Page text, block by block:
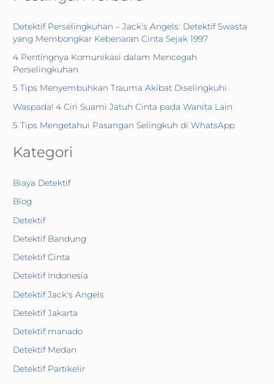
Detektif Perselingkuhan – Jack’s Angels: Detektif Swasta
yang Membongkar Kebenaran Cinta Sejak 1997
4 Pentingnya Komunikasi dalam Mencegah
Perselingkuhan
5 Tips Menyembuhkan Trauma Akibat Diselingkuhi
Waspada! 4 Ciri Suami Jatuh Cinta pada Wanita Lain
5 Tips Mengetahui Pasangan Selingkuh di WhatsApp
Kategori
Biaya Detektif
Blog
Detektif
Detektif Bandung
Detektif Cinta
Detektif Indonesia
Detektif Jack's Angels
Detektif Jakarta
Detektif manado
Detektif Medan
Detektif Partikelir